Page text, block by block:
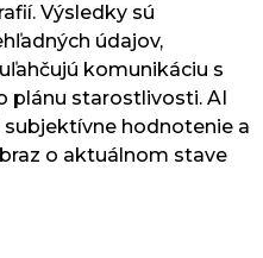
Výsledky sú
údajov,
komunikáciu s
plánu starostlivosti. AI
hodnotenie a
o aktuálnom stave